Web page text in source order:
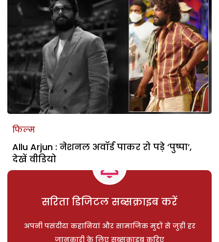
फिल्म
Allu Arjun : नेशनल अवॉर्ड पाकर रो पड़े ‘पुष्पा’,
देखें वीडियो
सरिता डिजिटल सब्सक्राइब करें
अपनी पसंदीदा कहानियां और सामाजिक मुद्दों से जुड़ी हर
जानकारी के लिए सब्सक्राइब करिए